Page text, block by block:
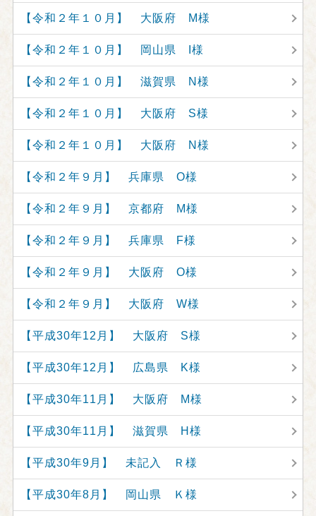
【令和２年１０月】 大阪府 M様
【令和２年１０月】 岡山県 I様
【令和２年１０月】 滋賀県 N様
【令和２年１０月】 大阪府 S様
【令和２年１０月】 大阪府 N様
【令和２年９月】 兵庫県 O様
【令和２年９月】 京都府 M様
【令和２年９月】 兵庫県 F様
【令和２年９月】 大阪府 O様
【令和２年９月】 大阪府 W様
【平成30年12月】 大阪府 S様
【平成30年12月】 広島県 K様
【平成30年11月】 大阪府 M様
【平成30年11月】 滋賀県 H様
【平成30年9月】 未記入 Ｒ様
【平成30年8月】 岡山県 Ｋ様